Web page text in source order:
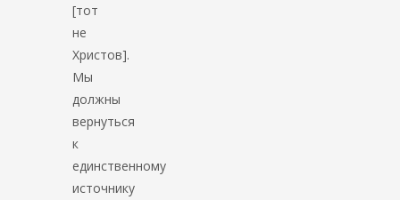
[тот
не
Христов].
Мы
должны
вернуться
к
единственному
источнику